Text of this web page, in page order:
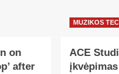
on
after
MUZIKOS
ACE